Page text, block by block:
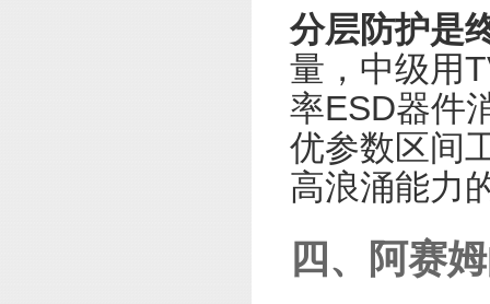
分层防护是
量，中级用
率ESD器件
优参数区间
高浪涌能力
四、阿赛